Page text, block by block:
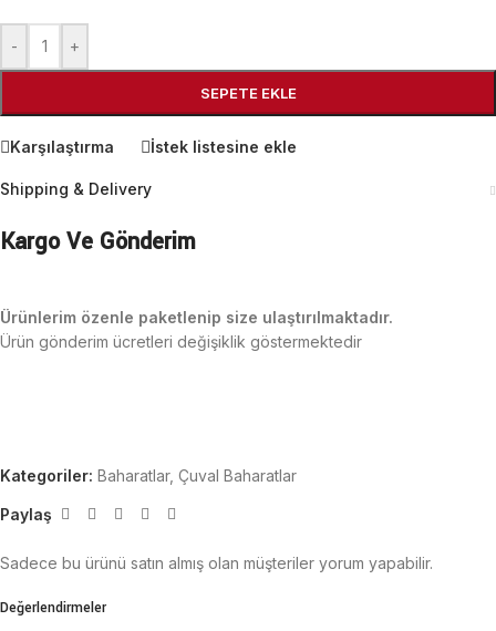
- +
SEPETE EKLE
Karşılaştırma İstek listesine ekle
Shipping & Delivery
Kargo Ve Gönderim
Ürünlerim özenle paketlenip size ulaştırılmaktadır.
Ürün gönderim ücretleri değişiklik göstermektedir
Kategoriler: Baharatlar, Çuval Baharatlar
Paylaş
Değerlendirmeler
Sadece bu ürünü satın almış olan müşteriler yorum yapabilir.